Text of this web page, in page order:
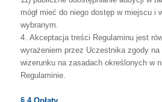
mógł mieć do niego dostęp w miejscu i
wybranym.
4. Akceptacja treści Regulaminu jest
wyrażeniem przez Uczestnika zgody na
wizerunku na zasadach określonych w
Regulaminie.